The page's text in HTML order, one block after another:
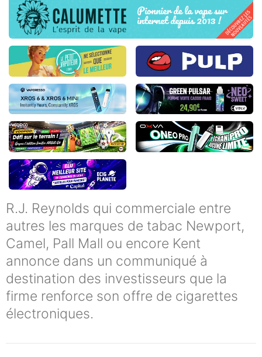
R.J. Reynolds qui commerciale entre
autres les marques de tabac Newport,
Camel, Pall Mall ou encore Kent
annonce dans un communiqué à
destination des investisseurs que la
firme renforce son offre de cigarettes
électroniques.